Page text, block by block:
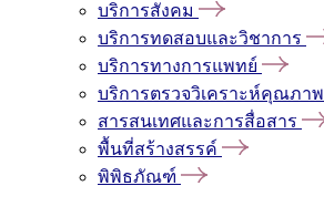
บริการสังคม
บริการทดสอบและวิชาการ
บริการทางการแพทย์
บริการตรวจวิเคราะห์คุณภาพ
สารสนเทศและการสื่อสาร
พื้นที่สร้างสรรค์
พิพิธภัณฑ์